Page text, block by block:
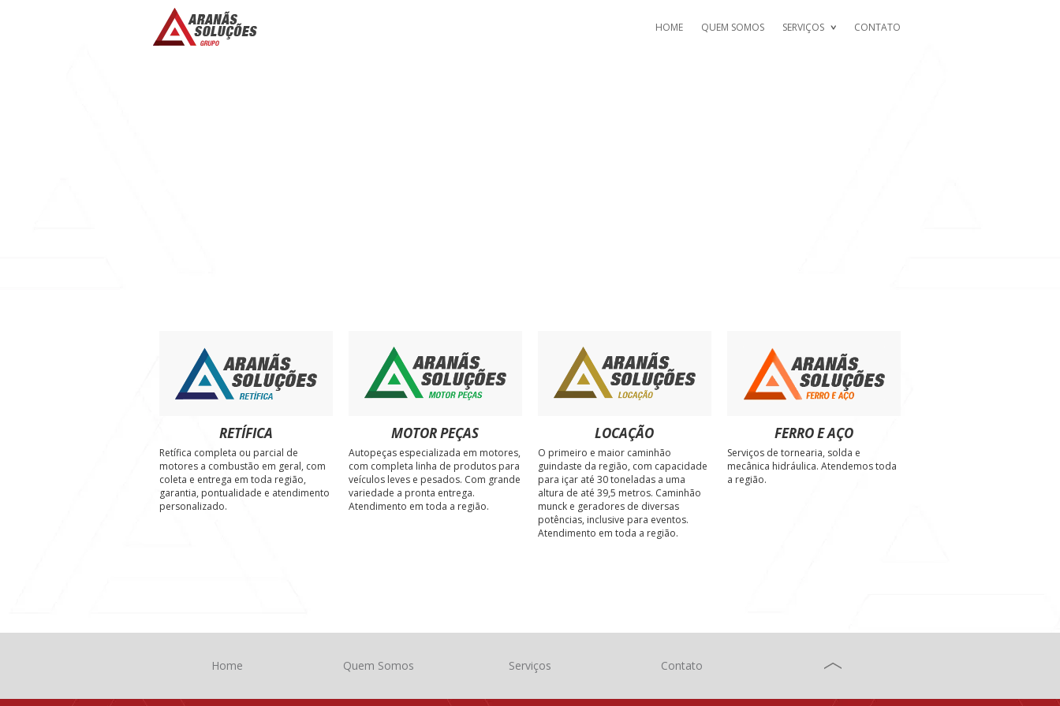
HOME QUEM SOMOS SERVIÇOS CONTATO
RETÍFICA
Retífica completa ou parcial de
motores a combustão em geral, com
coleta e entrega em toda região,
garantia, pontualidade e atendimento
personalizado.
MOTOR PEÇAS
Autopeças especializada em motores,
com completa linha de produtos para
veículos leves e pesados. Com grande
variedade a pronta entrega.
Atendimento em toda a região.
LOCAÇÃO
O primeiro e maior caminhão
guindaste da região, com capacidade
para içar até 30 toneladas a uma
altura de até 39,5 metros. Caminhão
munck e geradores de diversas
potências, inclusive para eventos.
Atendimento em toda a região.
FERRO E AÇO
Serviços de tornearia, solda e
mecânica hidráulica. Atendemos toda
a região.
Home Quem Somos Serviços Contato